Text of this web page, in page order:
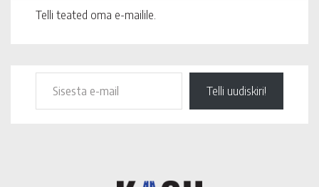
Telli teated oma e-mailile.
Telli uudiskiri!